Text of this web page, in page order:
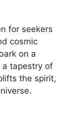
for seekers
cosmic
on a
a tapestry of
the spirit,